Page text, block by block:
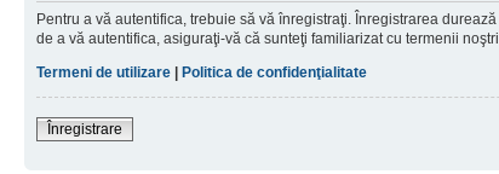
Pentru a vă autentifica, trebuie să vă înregistraţi. Înregistrarea
de a vă autentifica, asiguraţi-vă că sunteţi familiarizat cu termenii
Termeni de utilizare | Politica de confidenţialitate
Înregistrare